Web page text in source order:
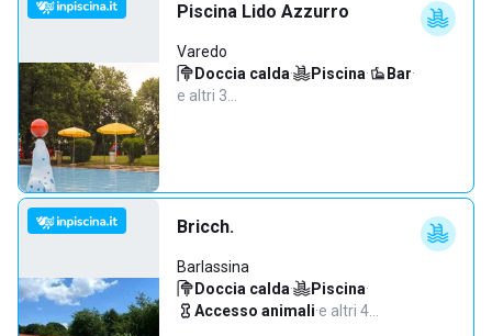
Piscina Lido Azzurro
Varedo
Doccia calda· Piscina· Bar·
e altri 3…
Bricch.
Barlassina
Doccia calda· Piscina·
Accesso animali·e altri 4…